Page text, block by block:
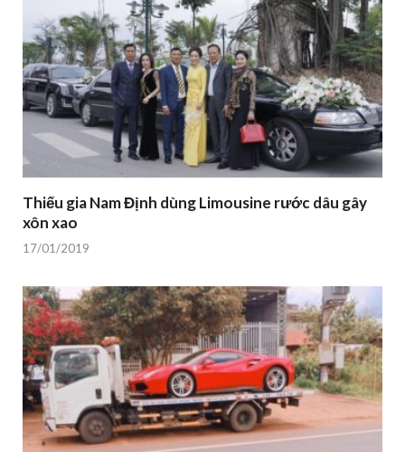
Thiếu gia Nam Định dùng Limousine rước dâu gây
xôn xao
17/01/2019